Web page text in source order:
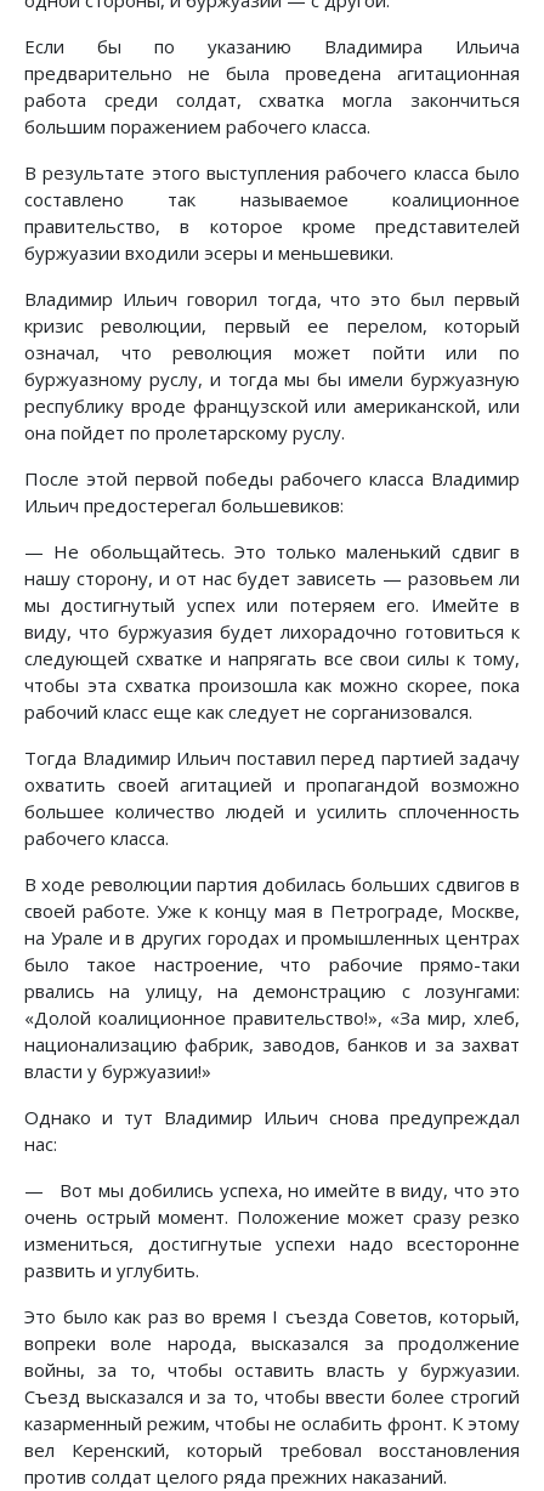
Если бы по указанию Владимира Ильича
предварительно не была проведена агитационная
работа среди солдат, схватка могла закончиться
большим поражением рабочего класса.
В результате этого выступления рабочего класса было
составлено так называемое коалиционное
правительство, в которое кроме представителей
буржуазии входили эсеры и меньшевики.
Владимир Ильич говорил тогда, что это был первый
кризис революции, первый ее перелом, который
означал, что революция может пойти или по
буржуазному руслу, и тогда мы бы имели буржуазную
республику вроде французской или американской, или
она пойдет по пролетарскому руслу.
После этой первой победы рабочего класса Владимир
Ильич предостерегал большевиков:
— Не обольщайтесь. Это только маленький сдвиг в
нашу сторону, и от нас будет зависеть — разовьем ли
мы достигнутый успех или потеряем его. Имейте в
виду, что буржуазия будет лихорадочно готовиться к
следующей схватке и напрягать все свои силы к тому,
чтобы эта схватка произошла как можно скорее, пока
рабочий класс еще как следует не сорганизовался.
Тогда Владимир Ильич поставил перед партией задачу
охватить своей агитацией и пропагандой возможно
большее количество людей и усилить сплоченность
рабочего класса.
В ходе революции партия добилась больших сдвигов в
своей работе. Уже к концу мая в Петрограде, Москве,
на Урале и в других городах и промышленных центрах
было такое настроение, что рабочие прямо-таки
рвались на улицу, на демонстрацию с лозунгами:
«Долой коалиционное правительство!», «За мир, хлеб,
национализацию фабрик, заводов, банков и за захват
власти у буржуазии!»
Однако и тут Владимир Ильич снова предупреждал
нас:
— Вот мы добились успеха, но имейте в виду, что это
очень острый момент. Положение может сразу резко
измениться, достигнутые успехи надо всесторонне
развить и углубить.
Это было как раз во время I съезда Советов, который,
вопреки воле народа, высказался за продолжение
войны, за то, чтобы оставить власть у буржуазии.
Съезд высказался и за то, чтобы ввести более строгий
казарменный режим, чтобы не ослабить фронт. К этому
вел Керенский, который требовал восстановления
против солдат целого ряда прежних наказаний.